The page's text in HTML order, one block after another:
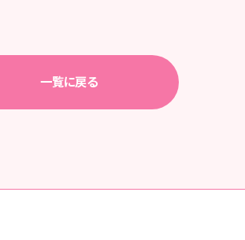
一覧に戻る